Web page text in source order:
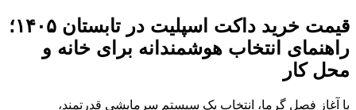
قیمت خرید داکت اسپلیت در تابستان ۱۴۰۵؛
راهنمای انتخاب هوشمندانه برای خانه و
محل کار
با آغاز فصل گرما، انتخاب یک سیستم سرمایشی قدرتمند،